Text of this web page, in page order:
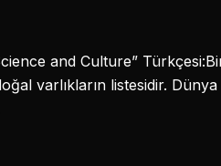
and Culture”
varlıkların listesidir. Dünya